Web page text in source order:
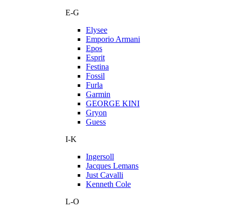
E-G
Elysee
Emporio Armani
Epos
Esprit
Festina
Fossil
Furla
Garmin
GEORGE KINI
Gryon
Guess
I-K
Ingersoll
Jacques Lemans
Just Cavalli
Kenneth Cole
L-O